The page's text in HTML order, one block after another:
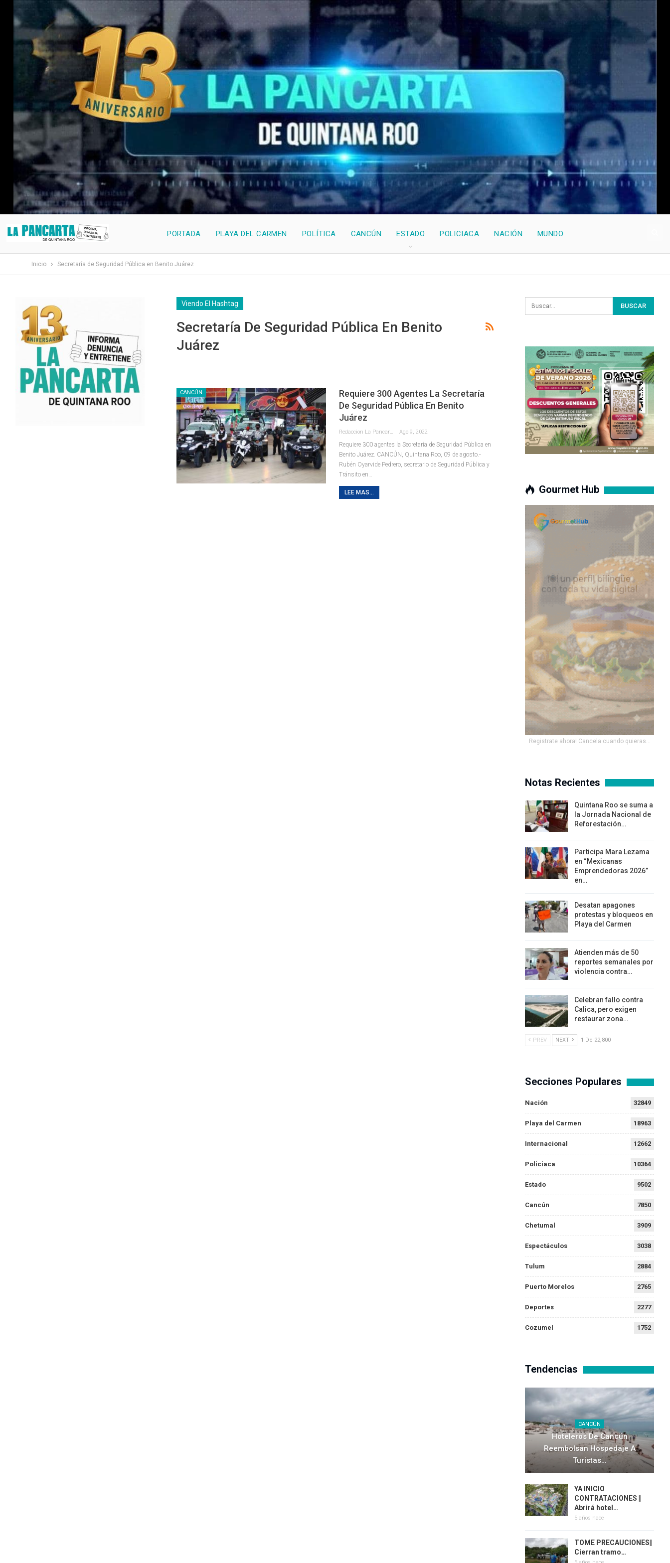
PORTADA PLAYA DEL CARMEN POLÍTICA CANCÚN ESTADO POLICIACA NACIÓN MUNDO
Inicio Secretaría de Seguridad Pública en Benito Juárez
Viendo El Hashtag
Secretaría De Seguridad Pública En Benito
Juárez
CANCÚN
Requiere 300 Agentes La Secretaría
De Seguridad Pública En Benito
Juárez
Ago 9, 2022
Requiere 300 agentes la Secretaría de Seguridad Pública en
Benito Juárez. CANCÚN, Quintana Roo, 09 de agosto.-
Rubén Oyarvide Pedrero, secretario de Seguridad Pública y
Tránsito en
LEE MAS... Gourmet Hub
Registrate ahora! Cancela cuando quieras...
Notas Recientes
Quintana Roo se suma a
la Jornada Nacional de
Reforestación…
Participa Mara Lezama
en “Mexicanas
Emprendedoras 2026”
en…
Desatan apagones
protestas y bloqueos en
Playa del Carmen
Atienden más de 50
reportes semanales por
violencia contra…
Celebran fallo contra
Calica, pero exigen
restaurar zona…
PREV NEXT 1 De 22,800
Secciones Populares
Nación 32849
Playa del Carmen 18963
Internacional 12662
Policiaca 10364
Estado 9502
Cancún 7850
Chetumal 3909
Espectáculos 3038
Tulum 2884
Puerto Morelos 2765
Deportes 2277
Cozumel 1752
Tendencias
CANCÚN
Hoteleros De Cancún
Reembolsan Hospedaje A
Turistas…
YA INICIO
CONTRATACIONES ||
Abrirá hotel…
5 años hace
TOME PRECAUCIONES||
Cierran tramo…